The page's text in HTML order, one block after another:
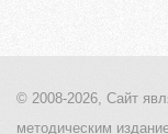
© 2008-2026, Сайт
методическим